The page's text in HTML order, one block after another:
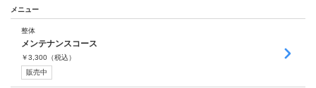
メニュー
整体
メンテナンスコース
￥3,300 （税込）
販売中